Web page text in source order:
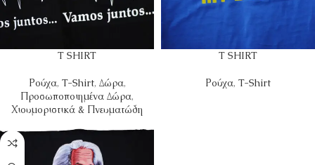
T SHIRT
Ρούχα, T-Shirt, Δώρα,
Προσωποποιημένα Δώρα,
Χιουμοριστικά & Πνευματώδη
T SHIRT
Ρούχα, T-Shirt